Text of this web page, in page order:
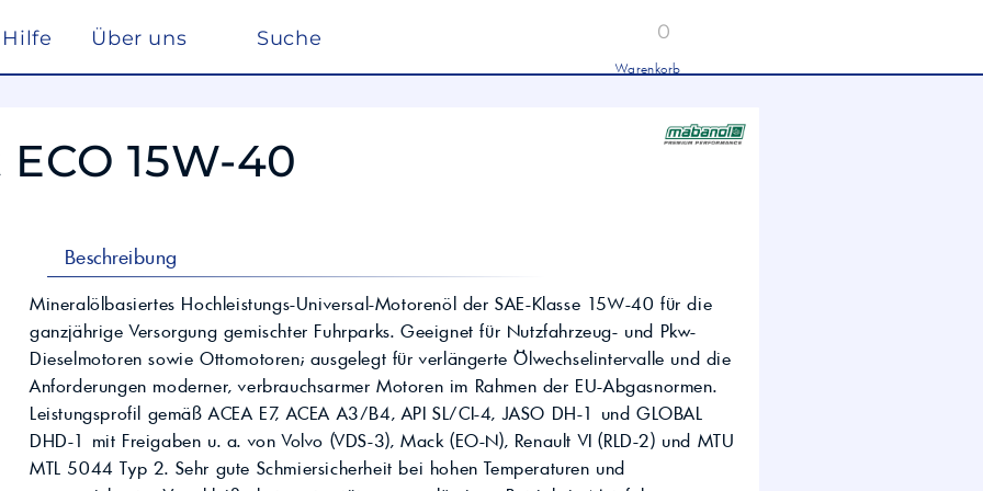
Hilfe Über uns Suche 0
Warenkorb
Pflege, Reinigung und Optimierung
Frostschutz
Alkylatbenzin
Industrieöle
Traktoröle
Motorrad
Hydrauliköle
Schmierfette
Spezialöle
Wasseraufbereitung
BASF Spezialchemie
Industriechemie Agrochemie
Futtermittel
Kosmetik
in
Entschwefelung
und Farbmittel für
Individuelle Lösungen
Kühlflüssigkeit für
Rechenzentren –
Immersion Cooling
Petronas für Hydraulik, Getriebe und
Industrie-Getriebeöl CLP –
Fokus CLP 220 für schwere
Getriebe
Landwirtschaft
Glysantin
Mobil
REFLEX Total
15W-40
Beschreibung
Mineralölbasiertes Hochleistungs-Universal-Motorenöl der SAE-Klasse 15W-40 für die
ganzjährige Versorgung gemischter Fuhrparks. Geeignet für Nutzfahrzeug- und Pkw-
Dieselmotoren sowie Ottomotoren; ausgelegt für verlängerte Ölwechselintervalle und die
Anforderungen moderner, verbrauchsarmer Motoren im Rahmen der EU-Abgasnormen.
Leistungsprofil gemäß ACEA E7, ACEA A3/B4, API SL/CI-4, JASO DH-1 und GLOBAL
DHD-1 mit Freigaben u. a. von Volvo (VDS-3), Mack (EO-N), Renault VI (RLD-2) und MTU
MTL 5044 Typ 2. Sehr gute Schmiersicherheit bei hohen Temperaturen und